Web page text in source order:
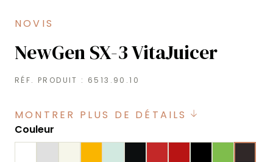
NOVIS
NewGen SX-3 VitaJuicer
RÉF. PRODUIT : 6513.90.10
MONTRER PLUS DE DÉTAILS
Sélectionnez
Couleur